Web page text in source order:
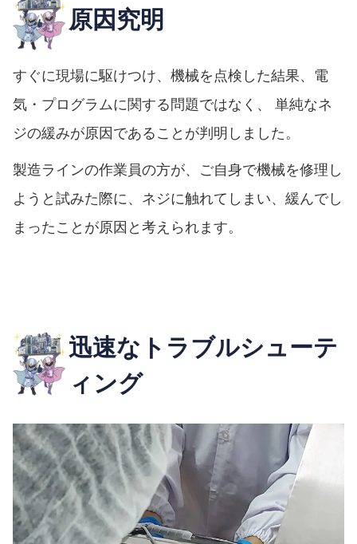
原因究明
すぐに現場に駆けつけ、機械を点検した結果、電
気・プログラムに関する問題ではなく、 単純なネ
ジの緩みが原因であることが判明しました。
製造ラインの作業員の方が、ご自身で機械を修理し
ようと試みた際に、ネジに触れてしまい、緩んでし
まったことが原因と考えられます。
迅速なトラブルシューテ
ィング